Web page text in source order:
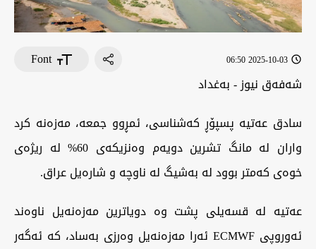
2025-10-03 06:50
Font
شەفەق نيوز - بەغداد
سادق عەتیە پسپۆڕ کەشناسی، ئمڕوو جمعە، مەزەنە کرد
واران لە مانگ تشرین دویەم وەنزیکەی 60% لە ریژەی
خوەی کەمتر بوود لە بەشیگ لە ناوچە و شارەیل عراق.
عەتیە لە قسەیلی پشت وە دویاترین مەزەنەیل ناوەند
ئەوروپی ECMWF ئەرا مەزەنەیل وەرزی بەساد، کە ئەگەر